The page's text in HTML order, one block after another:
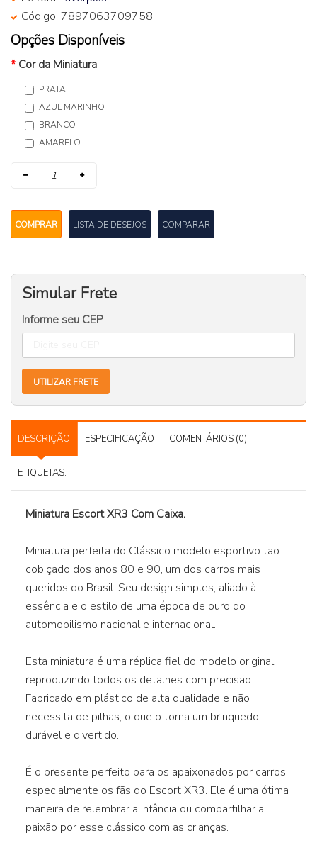
Código: 7897063709758
Opções Disponíveis
Cor da Miniatura
PRATA
AZUL MARINHO
BRANCO
AMARELO
COMPRAR LISTA DE DESEJOS COMPARAR
Simular Frete
Informe seu CEP
UTILIZAR FRETE
DESCRIÇÃO ESPECIFICAÇÃO COMENTÁRIOS (0)
ETIQUETAS:
Miniatura Escort XR3 Com Caixa.
Miniatura perfeita do Clássico modelo esportivo tão
cobiçado dos anos 80 e 90, um dos carros mais
queridos do Brasil. Seu design simples, aliado à
essência e o estilo de uma época de ouro do
automobilismo nacional e internacional.
Esta miniatura é uma réplica fiel do modelo original,
reproduzindo todos os detalhes com precisão.
Fabricado em plástico de alta qualidade e não
necessita de pilhas, o que o torna um brinquedo
durável e divertido.
É o presente perfeito para os apaixonados por carros,
especialmente os fãs do Escort XR3. Ele é uma ótima
maneira de relembrar a infância ou compartilhar a
paixão por esse clássico com as crianças.